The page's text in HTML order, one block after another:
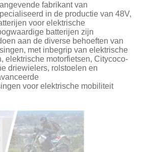
fabrikant van
in de productie van 48V,
voor elektrische
batterijen zijn
aan de diverse behoeften van
met inbegrip van elektrische
elektrische motorfietsen, Citycoco-
driewielers, rolstoelen en
voor elektrische mobiliteit